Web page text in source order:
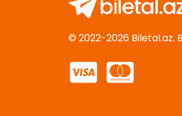
© 2022-2026 Biletal.az.